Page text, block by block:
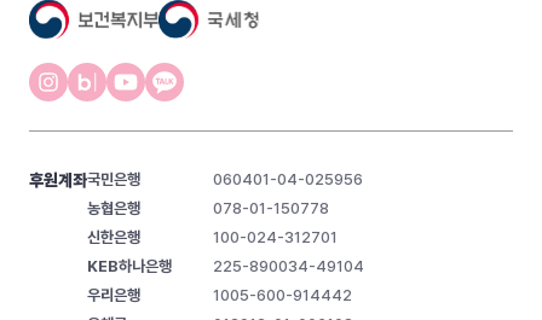
후원계좌국민은행
060401-04-025956
농협은행
078-01-150778
신한은행
100-024-312701
KEB하나은행
225-890034-49104
우리은행
1005-600-914442